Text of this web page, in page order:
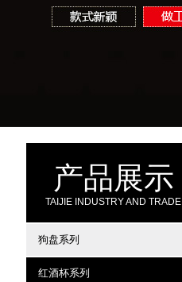
产品展示
TAIJIE INDUSTRY AND TRADE
狗盘系列
红酒杯系列